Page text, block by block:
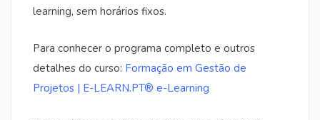
learning, sem horários fixos.
Para conhecer o programa completo e outros
detalhes do curso: Formação em Gestão de
Projetos | E-LEARN.PT® e-Learning